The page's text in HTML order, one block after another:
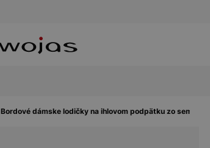
Bordové dámske lodičky na ihlovom podpätku zo semiša